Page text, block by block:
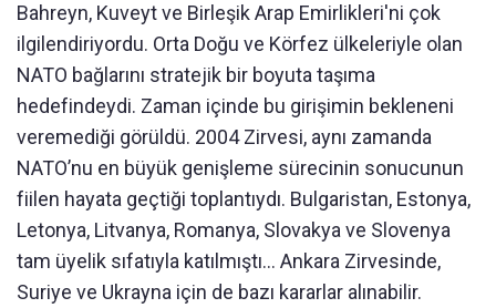
Bahreyn, Kuveyt ve Birleşik Arap Emirlikleri'ni çok
ilgilendiriyordu. Orta Doğu ve Körfez ülkeleriyle olan
NATO bağlarını stratejik bir boyuta taşıma
hedefindeydi. Zaman içinde bu girişimin bekleneni
veremediği görüldü. 2004 Zirvesi, aynı zamanda
NATO’nu en büyük genişleme sürecinin sonucunun
fiilen hayata geçtiği toplantıydı. Bulgaristan, Estonya,
Letonya, Litvanya, Romanya, Slovakya ve Slovenya
tam üyelik sıfatıyla katılmıştı… Ankara Zirvesinde,
Suriye ve Ukrayna için de bazı kararlar alınabilir.